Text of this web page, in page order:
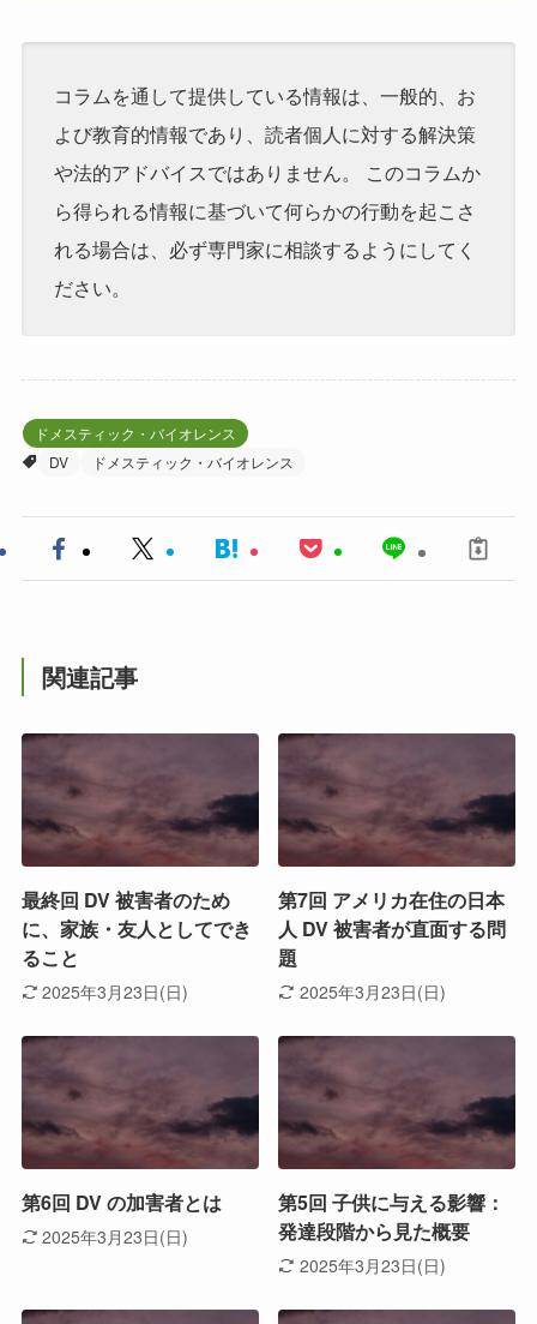
コラムを通して提供している情報は、一般的、お
よび教育的情報であり、読者個人に対する解決策
や法的アドバイスではありません。 このコラムか
ら得られる情報に基づいて何らかの行動を起こさ
れる場合は、必ず専門家に相談するようにしてく
ださい。
ドメスティック・バイオレンス
DV
ドメスティック・バイオレンス
関連記事
最終回 DV 被害者のため
に、家族・友人としてでき
ること
2025年3月23日(日)
第7回 アメリカ在住の日本
人 DV 被害者が直面する問
題
2025年3月23日(日)
第6回 DV の加害者とは
2025年3月23日(日)
第5回 子供に与える影響：
発達段階から見た概要
2025年3月23日(日)